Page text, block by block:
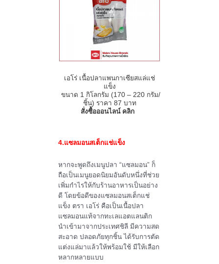
เอโร่ เนื้อปลาแพนกาเซียสแล่แช่
แข็ง
ขนาด 1 กิโลกรัม (170 – 220 กรัม/
ชิ้น) ราคา 87 บาท
สั่งซื้อออนไลน์ คลิก
4.แซลมอนสเต็กแช่แข็ง
หากจะพูดถึงเมนูปลา “แซลมอน” ก็
ถือเป็นเมนูยอดนิยมอันดับหนึ่งที่ช่วย
เพิ่มกำไรให้กับร้านอาหารเป็นอย่าง
ดี โดยข้อดีของแซลมอนสเต็กแช่
แข็ง ตรา เอโร่ คือเป็นเนื้อปลา
แซลมอนแท้จากทะเลแอตแลนติก
นำเข้ามาจากประเทศชิลี มีความสด
สะอาด ปลอดภัยทุกชิ้น ได้รับการตัด
แต่งแล่มาแล้วให้พร้อมใช้ มีให้เลือก
หลากหลายแบบ